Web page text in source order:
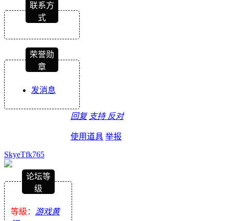
联系方
式
荣誉勋
章
发消息
回复 支持 反对
使用道具 举报
SkyeTfk765
论坛等
级
等級： 游戏黄